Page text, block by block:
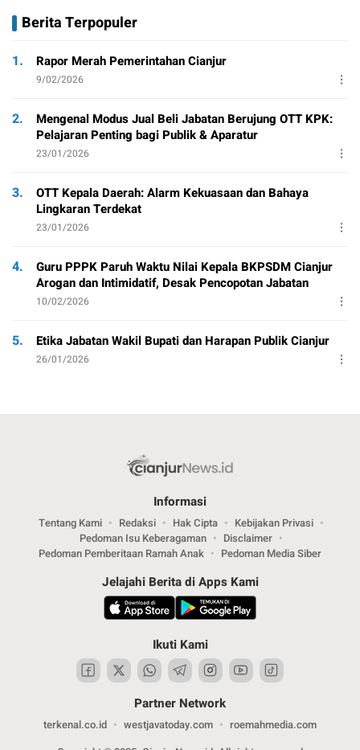
Berita Terpopuler
1. Rapor Merah Pemerintahan Cianjur
9/02/2026
2.
Mengenal Modus Jual Beli Jabatan Berujung OTT KPK:
Pelajaran Penting bagi Publik & Aparatur
23/01/2026
3.
OTT Kepala Daerah: Alarm Kekuasaan dan Bahaya
Lingkaran Terdekat
23/01/2026
4.
Guru PPPK Paruh Waktu Nilai Kepala BKPSDM Cianjur
Arogan dan Intimidatif, Desak Pencopotan Jabatan
10/02/2026
5. Etika Jabatan Wakil Bupati dan Harapan Publik Cianjur
26/01/2026
Informasi
Tentang Kami Redaksi Hak Cipta
Kebijakan Privasi
Pedoman Isu Keberagaman
Disclaimer
Pedoman Pemberitaan Ramah Anak
Pedoman Media Siber
Jelajahi Berita di Apps Kami
Ikuti Kami
Partner Network
terkenal.co.id westjavatoday.com
roemahmedia.com